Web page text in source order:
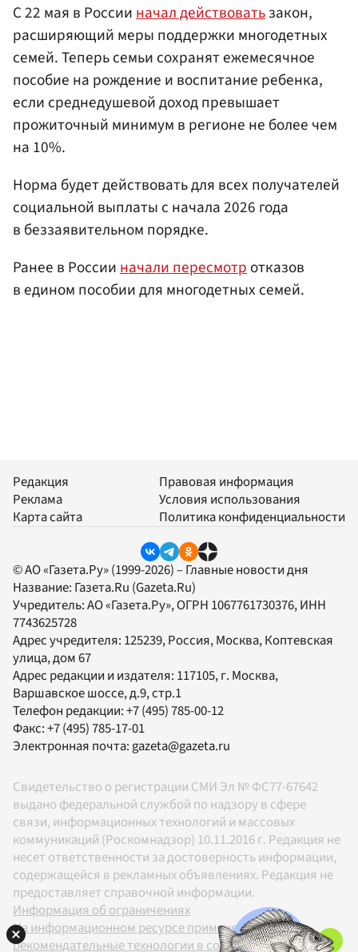
С 22 мая в Россииначал действоватьзакон,
расширяющий меры поддержки многодетных
семей. Теперь семьи сохранят ежемесячное
пособие на рождение и воспитание ребенка,
если среднедушевой доход превышает
прожиточный минимум в регионе не более чем
на 10%.
Норма будет действовать для всех получателей
социальной выплаты с начала 2026 года
в беззаявительном порядке.
Ранее в Россииначали пересмотротказов
в едином пособии для многодетных семей.
Редакция
Реклама
Карта сайта
Правовая информация
Условия использования
Политика конфиденциальности
© АО «Газета.Ру» (1999-2026) – Главные новости дня
Название: Газета.Ru (Gazeta.Ru)
Учредитель:АО «Газета.Ру», ОГРН 1067761730376, ИНН
7743625728
Адрес учредителя: 125239, Россия, Москва, Коптевская
улица, дом 67
Адрес редакции и издателя: 117105, г. Москва,
Варшавское шоссе, д.9, стр.1
Телефон редакции:+7 (495) 785-00-12
Факс:+7 (495) 785-17-01
Электронная почта: gazeta@gazeta.ru
Свидетельство о регистрации СМИ Эл № ФС77-67642
выдано федеральной службой по надзору в сфере
связи, информационных технологий и массовых
коммуникаций (Роскомнадзор) 10.11.2016 г. Редакция не
несет ответственности за достоверность информации,
содержащейся в рекламных объявлениях. Редакция не
предоставляет справочной информации.
Информация об ограничениях
На информационном ресурсе применяются
рекомендательные технологии в соответствии с